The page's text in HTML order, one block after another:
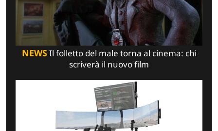
NEWSIl folletto del male torna al cinema: chi
scriverà il nuovo film